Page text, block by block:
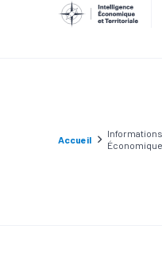
Accueil
Informations